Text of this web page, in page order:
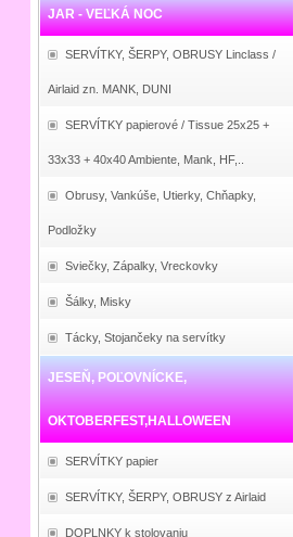
JAR - VEĽKÁ NOC
SERVÍTKY, ŠERPY, OBRUSY Linclass /
Airlaid zn. MANK, DUNI
SERVÍTKY papierové / Tissue 25x25 +
33x33 + 40x40 Ambiente, Mank, HF,..
Obrusy, Vankúše, Utierky, Chňapky,
Podložky
Sviečky, Zápalky, Vreckovky
Šálky, Misky
Tácky, Stojančeky na servítky
JESEŇ, POĽOVNÍCKE,
OKTOBERFEST,HALLOWEEN
SERVÍTKY papier
SERVÍTKY, ŠERPY, OBRUSY z Airlaid
DOPLNKY k stolovaniu